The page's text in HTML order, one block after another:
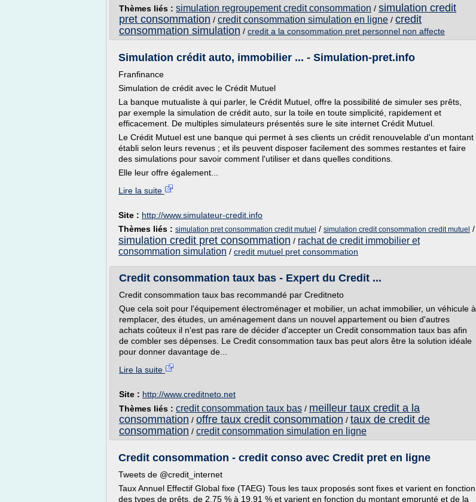
Thèmes liés : simulation regroupement credit consommation / simulation credit
pret consommation / credit consommation simulation en ligne / credit
consommation simulation / credit a la consommation pret personnel non affecte
Simulation crédit auto, immobilier ... - Simulation-pret.info
Franfinance
Simulation de crédit avec le Crédit Mutuel
La banque mutualiste à qui parler, le Crédit Mutuel, offre la possibilité de simuler ses prêts,
par exemple la simulation de crédit auto, sur la toile en toute simplicité, rapidement et
efficacement. De multiples simulateurs présentés sure le site internet Crédit Mutuel.
Le Crédit Mutuel est une banque qui permet à ses clients un crédit renouvelable d'un montant
établi selon leurs revenus ; et ils peuvent disposer facilement des sommes restantes et faire
des simulations pour savoir comment l'utiliser et dans quelles conditions.
Elle leur offre également...
Lire la suite
Site : http://www.simulateur-credit.info
Thèmes liés : simulation pret consommation credit mutuel / simulation credit consommation credit mutuel /
simulation credit pret consommation / rachat de credit immobilier et
consommation simulation / credit mutuel pret consommation
Credit consommation taux bas - Expert du Credit ...
Credit consommation taux bas recommandé par Creditneto
Que cela soit pour l'équipement électroménager et mobilier, un achat immobilier, un véhicule à
remplacer, des études, un aménagement dans un nouvel appartement ou bien d'autres
achats coûteux il n'est pas rare de décider d'accepter un Credit consommation taux bas afin
de combler ses dépenses. Le Credit consommation taux bas peut alors être la solution idéale
pour donner davantage de...
Lire la suite
Site : http://www.creditneto.net
Thèmes liés : credit consommation taux bas / meilleur taux credit a la
consommation / offre taux credit consommation / taux de credit de
consommation / credit consommation simulation en ligne
Credit consommation - credit conso avec Credit pret en ligne
Tweets de @credit_internet
Taux Annuel Effectif Global fixe (TAEG) Tous les taux proposés sont fixes et varient en fonction
des types de prêts, de 2,75 % à 19,91 % et varient en fonction du montant emprunté et de la